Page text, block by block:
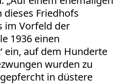
dieses Friedhofs
im Vorfeld der
1936 einen
ein, auf dem Hunderte
wurden zu
in düstere